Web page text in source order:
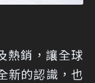
熱銷，讓全球
新的認識，也